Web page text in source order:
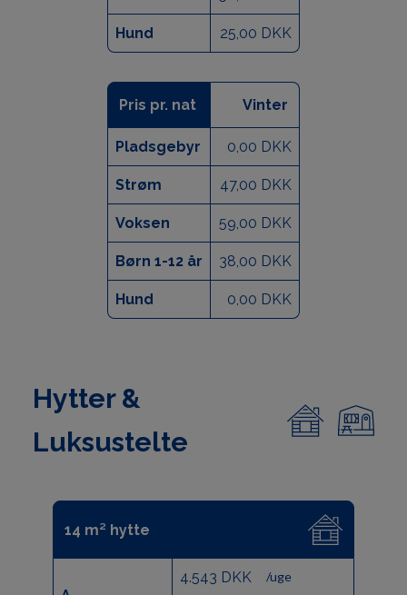
Hund 25,00 DKK
Pris pr. nat Vinter
Pladsgebyr 0,00 DKK
Strøm 47,00 DKK
Voksen 59,00 DKK
Børn 1-12 år 38,00 DKK
Hund 0,00 DKK
Hytter &
Luksustelte
14 m² hytte
4.543 DKK /uge